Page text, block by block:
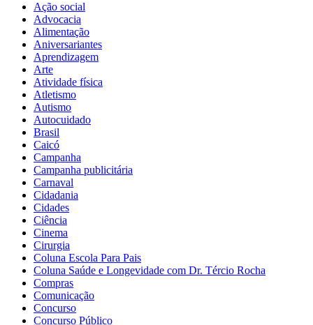
Ação social
Advocacia
Alimentação
Aniversariantes
Aprendizagem
Arte
Atividade física
Atletismo
Autismo
Autocuidado
Brasil
Caicó
Campanha
Campanha publicitária
Carnaval
Cidadania
Cidades
Ciência
Cinema
Cirurgia
Coluna Escola Para Pais
Coluna Saúde e Longevidade com Dr. Tércio Rocha
Compras
Comunicação
Concurso
Concurso Público